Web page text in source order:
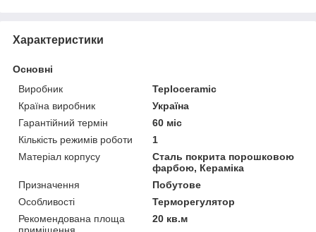
Характеристики
Основні
Виробник
Teploceramic
Країна виробник
Україна
Гарантійний термін
60 міс
Кількість режимів роботи
1
Матеріал корпусу
Сталь покрита порошковою
фарбою, Кераміка
Призначення
Побутове
Особливості
Терморегулятор
Рекомендована площа
приміщення
20 кв.м